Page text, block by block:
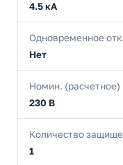
4.5 кА
Одновременное
Нет
Номин.
230 В
Количество
1